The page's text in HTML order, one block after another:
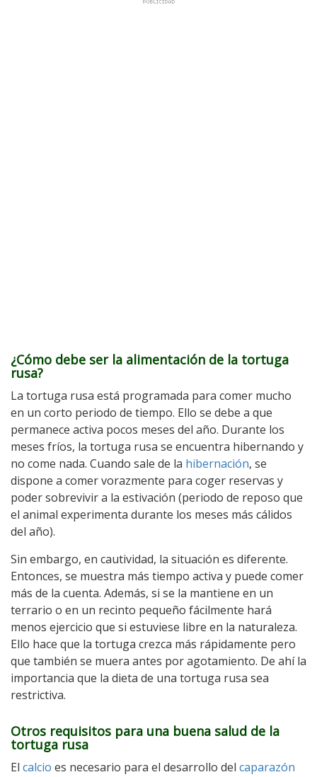
¿Cómo debe ser la alimentación de la tortuga
rusa?
La tortuga rusa está programada para comer mucho
en un corto periodo de tiempo. Ello se debe a que
permanece activa pocos meses del año. Durante los
meses fríos, la tortuga rusa se encuentra hibernando y
no come nada. Cuando sale de la hibernación, se
dispone a comer vorazmente para coger reservas y
poder sobrevivir a la estivación (periodo de reposo que
el animal experimenta durante los meses más cálidos
del año).
Sin embargo, en cautividad, la situación es diferente.
Entonces, se muestra más tiempo activa y puede comer
más de la cuenta. Además, si se la mantiene en un
terrario o en un recinto pequeño fácilmente hará
menos ejercicio que si estuviese libre en la naturaleza.
Ello hace que la tortuga crezca más rápidamente pero
que también se muera antes por agotamiento. De ahí la
importancia que la dieta de una tortuga rusa sea
restrictiva.
Otros requisitos para una buena salud de la
tortuga rusa
El calcio es necesario para el desarrollo del caparazón